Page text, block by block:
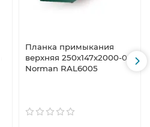
Планка примыкания
верхняя 250х147х2000-0,5
Norman RAL6005